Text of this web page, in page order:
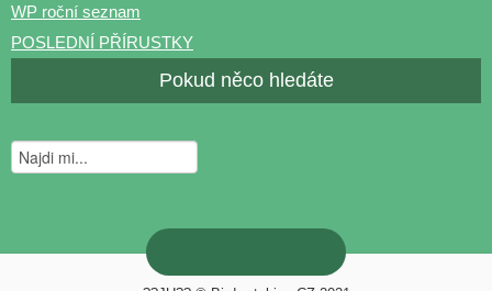
WP roční seznam
POSLEDNÍ PŘÍRUSTKY
Pokud něco hledáte